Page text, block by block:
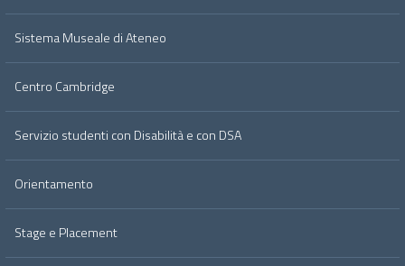
Sistema Museale di Ateneo
Centro Cambridge
Servizio studenti con Disabilità e con DSA
Orientamento
Stage e Placement